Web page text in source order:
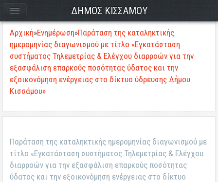
Αρχική»Ενημέρωση»Παράταση της καταληκτικής
ημερομηνίας διαγωνισμού με τίτλο «Εγκατάσταση
συστήματος Τηλεμετρίας & Ελέγχου διαρροών για την
εξασφάλιση επαρκούς ποσότητας ύδατος και την
εξοικονόμηση ενέργειας στο δίκτυο ύδρευσης Δήμου
Κισσάμου»
Παράταση της καταληκτικής ημερομηνίας διαγωνισμού με
τίτλο «Εγκατάσταση συστήματος Τηλεμετρίας & Ελέγχου
διαρροών για την εξασφάλιση επαρκούς ποσότητας
ύδατος και την εξοικονόμηση ενέργειας στο δίκτυο
ΔΗΜΟΣ ΚΙΣΣΑΜΟΥ